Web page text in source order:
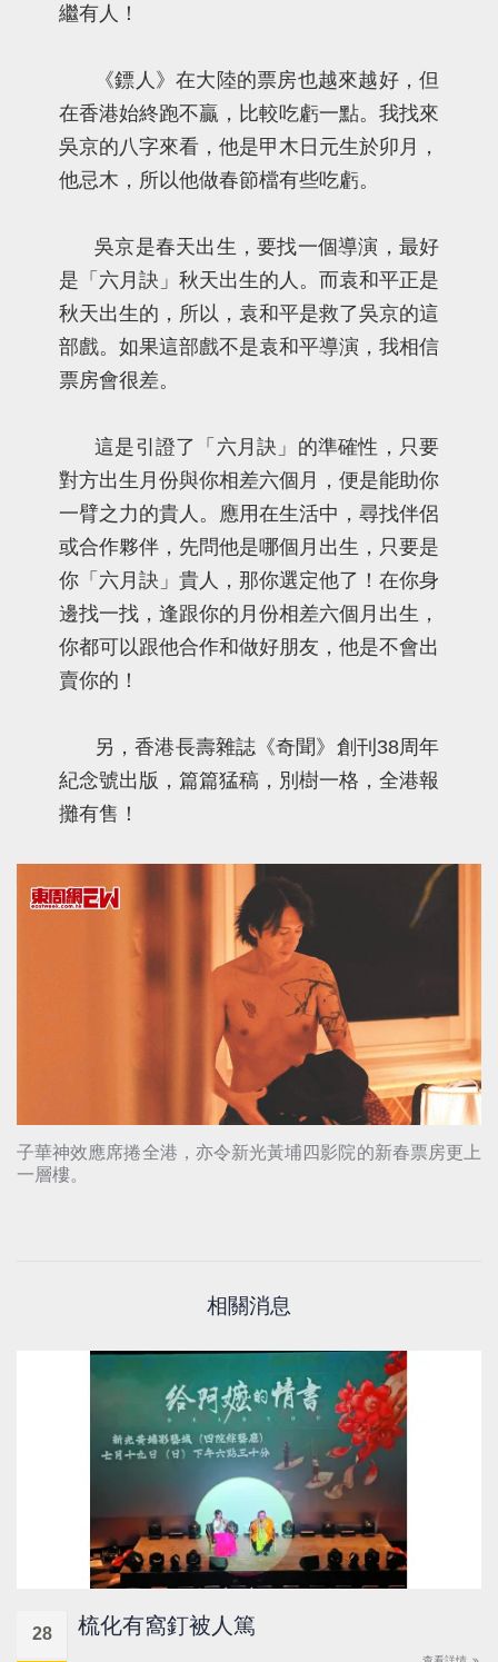
繼有人！
《鏢人》在大陸的票房也越來越好，但
在香港始終跑不贏，比較吃虧一點。我找來
吳京的八字來看，他是甲木日元生於卯月，
他忌木，所以他做春節檔有些吃虧。
吳京是春天出生，要找一個導演，最好
是「六月訣」秋天出生的人。而袁和平正是
秋天出生的，所以，袁和平是救了吳京的這
部戲。如果這部戲不是袁和平導演，我相信
票房會很差。
這是引證了「六月訣」的準確性，只要
對方出生月份與你相差六個月，便是能助你
一臂之力的貴人。應用在生活中，尋找伴侶
或合作夥伴，先問他是哪個月出生，只要是
你「六月訣」貴人，那你選定他了！在你身
邊找一找，逢跟你的月份相差六個月出生，
你都可以跟他合作和做好朋友，他是不會出
賣你的！
另，香港長壽雜誌《奇聞》創刊38周年
紀念號出版，篇篇猛稿，別樹一格，全港報
攤有售！
子華神效應席捲全港，亦令新光黃埔四影院的新春票房更上
一層樓。
相關消息
28 梳化有窩釘被人篤